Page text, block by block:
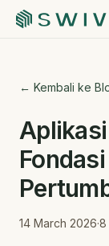
← Kembali ke
14 March 2026·8